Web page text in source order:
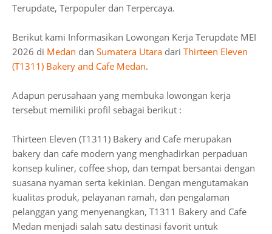
Terupdate, Terpopuler dan Terpercaya.
Berikut kami Informasikan Lowongan Kerja Terupdate MEI
2026 di Medan dan Sumatera Utara dari Thirteen Eleven
(T1311) Bakery and Cafe Medan.
Adapun perusahaan yang membuka lowongan kerja
tersebut memiliki profil sebagai berikut :
Thirteen Eleven (T1311) Bakery and Cafe merupakan
bakery dan cafe modern yang menghadirkan perpaduan
konsep kuliner, coffee shop, dan tempat bersantai dengan
suasana nyaman serta kekinian. Dengan mengutamakan
kualitas produk, pelayanan ramah, dan pengalaman
pelanggan yang menyenangkan, T1311 Bakery and Cafe
Medan menjadi salah satu destinasi favorit untuk